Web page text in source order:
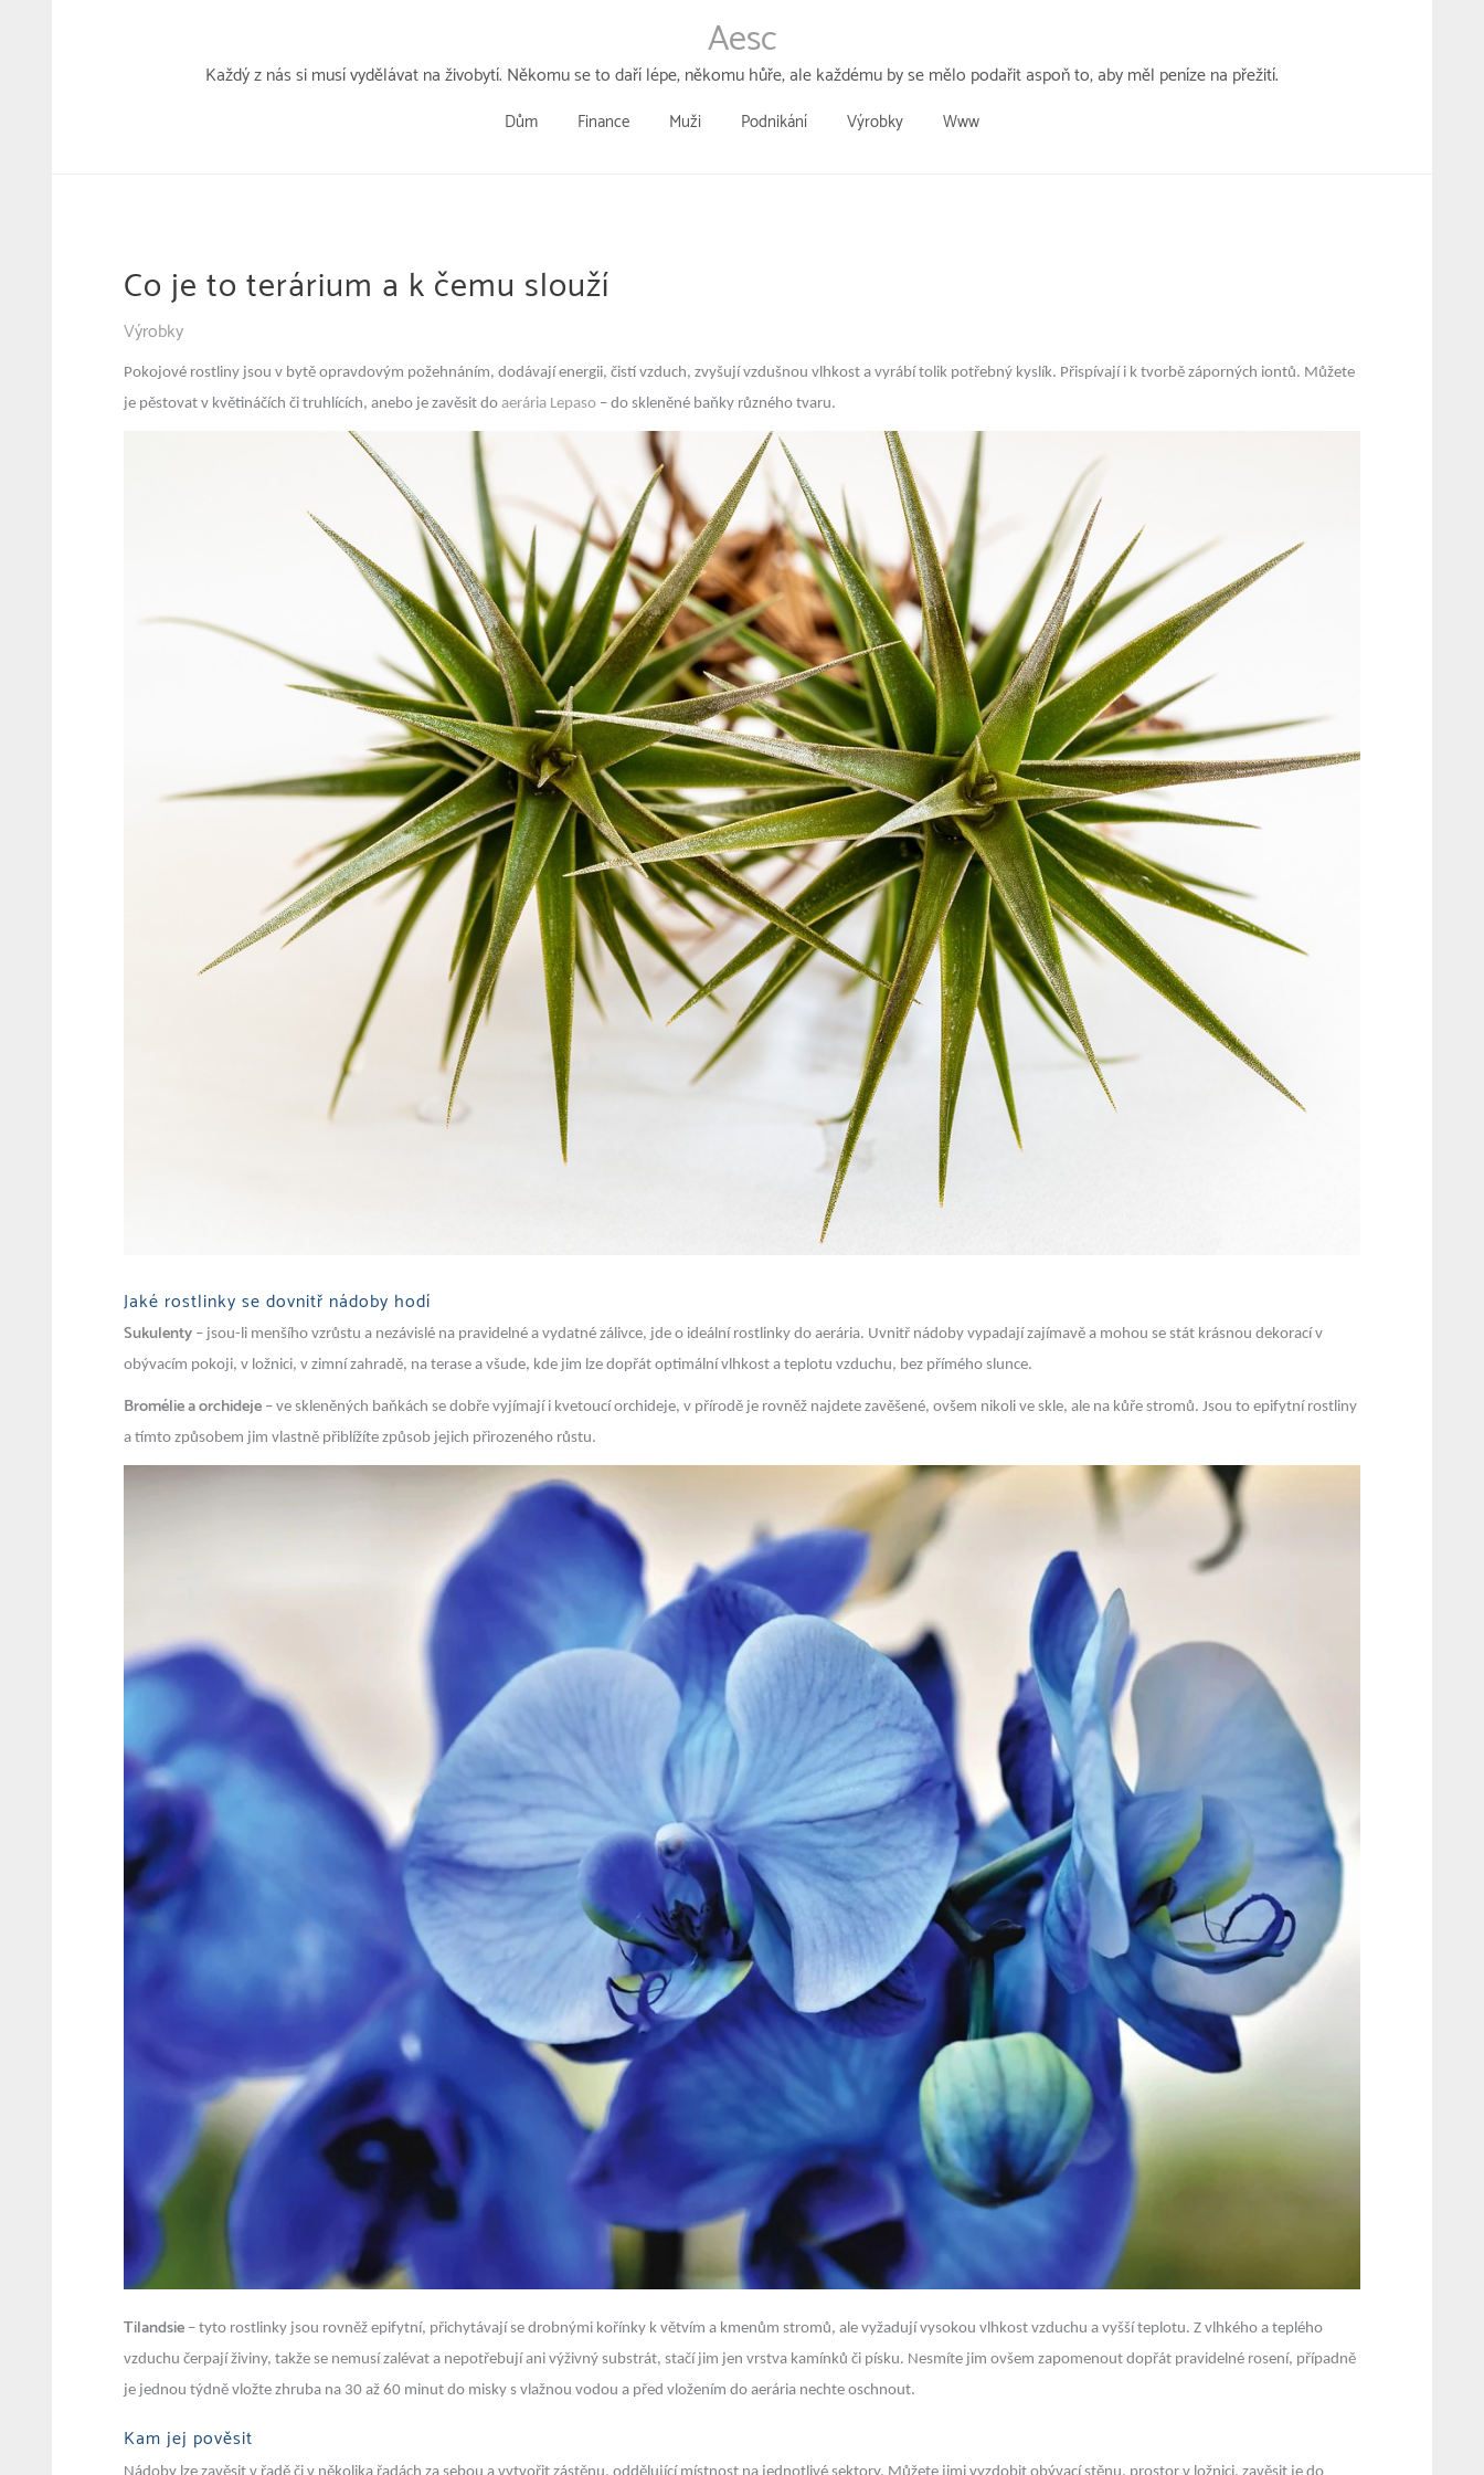
Aesc
Každý z nás si musí vydělávat na živobytí. Někomu se to daří lépe, někomu hůře, ale každému by se mělo podařit aspoň to, aby měl peníze na přežití.
Dům Finance Muži Podnikání Výrobky Www
Co je to terárium a k čemu slouží
Výrobky
Pokojové rostliny jsou v bytě opravdovým požehnáním, dodávají energii, čistí vzduch, zvyšují vzdušnou vlhkost a vyrábí tolik potřebný kyslík. Přispívají i k tvorbě záporných iontů. Můžete
je pěstovat v květináčích či truhlících, anebo je zavěsit do aerária Lepaso – do skleněné baňky různého tvaru.
Jaké rostlinky se dovnitř nádoby hodí
Sukulenty – jsou-li menšího vzrůstu a nezávislé na pravidelné a vydatné zálivce, jde o ideální rostlinky do aerária. Uvnitř nádoby vypadají zajímavě a mohou se stát krásnou dekorací v
obývacím pokoji, v ložnici, v zimní zahradě, na terase a všude, kde jim lze dopřát optimální vlhkost a teplotu vzduchu, bez přímého slunce.
Bromélie a orchideje – ve skleněných baňkách se dobře vyjímají i kvetoucí orchideje, v přírodě je rovněž najdete zavěšené, ovšem nikoli ve skle, ale na kůře stromů. Jsou to epifytní rostliny
a tímto způsobem jim vlastně přiblížíte způsob jejich přirozeného růstu.
Tilandsie – tyto rostlinky jsou rovněž epifytní, přichytávají se drobnými kořínky k větvím a kmenům stromů, ale vyžadují vysokou vlhkost vzduchu a vyšší teplotu. Z vlhkého a teplého
vzduchu čerpají živiny, takže se nemusí zalévat a nepotřebují ani výživný substrát, stačí jim jen vrstva kamínků či písku. Nesmíte jim ovšem zapomenout dopřát pravidelné rosení, případně
je jednou týdně vložte zhruba na 30 až 60 minut do misky s vlažnou vodou a před vložením do aerária nechte oschnout.
Kam jej pověsit